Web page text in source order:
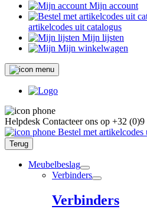
Mijn account
artikelcodes uit catalogus
Mijn lijsten
Mijn winkelwagen
Helpdesk Contacteer ons op +32 (0)9
Bestel met artikelcodes
Terug
Meubelbeslag
Verbinders
Verbinders